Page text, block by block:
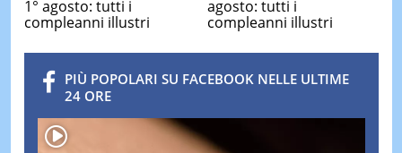
1° agosto: tutti i
compleanni illustri
agosto: tutti i
compleanni illustri
PIÙ POPOLARI SU FACEBOOK NELLE ULTIME
24 ORE